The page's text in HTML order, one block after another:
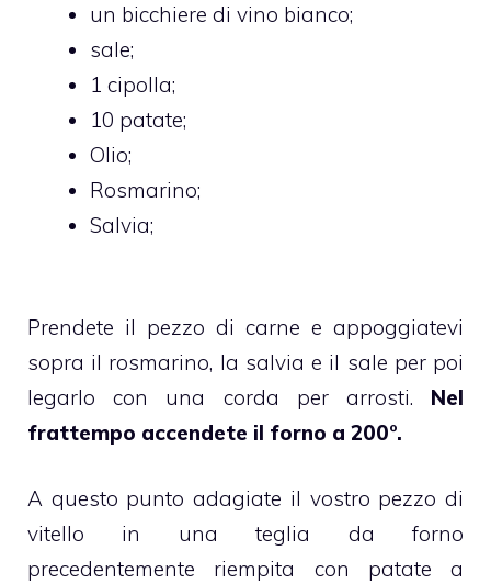
un bicchiere di vino bianco;
sale;
1 cipolla;
10 patate;
Olio;
Rosmarino;
Salvia;
Prendete il pezzo di carne e appoggiatevi
sopra il rosmarino, la salvia e il sale per poi
legarlo con una corda per arrosti. Nel
frattempo accendete il forno a 200°.
A questo punto adagiate il vostro pezzo di
vitello in una teglia da forno
precedentemente riempita con patate a